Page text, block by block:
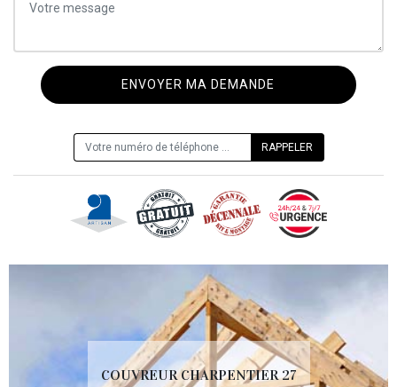
COUVREUR CHARPENTIER 27